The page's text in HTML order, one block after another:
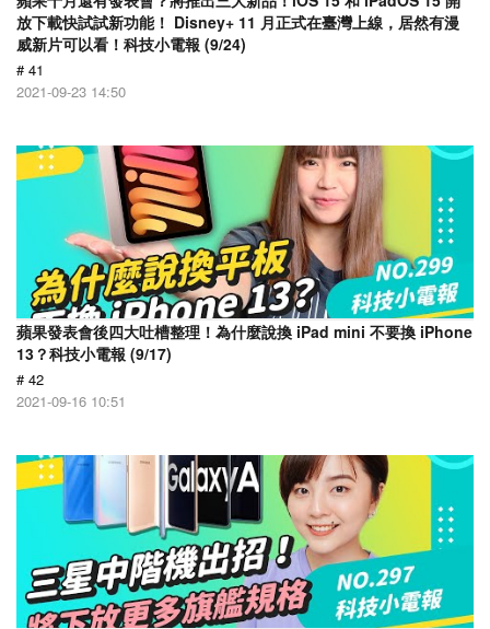
放下載快試試新功能！ Disney+ 11 月正式在臺灣上線，居然有漫
威新片可以看！科技小電報 (9/24)
# 41
2021-09-23 14:50
蘋果發表會後四大吐槽整理！為什麼說換 iPad mini 不要換 iPhone
13？科技小電報 (9/17)
# 42
2021-09-16 10:51